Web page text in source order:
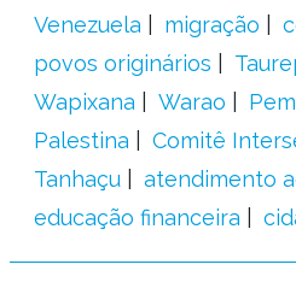
Venezuela
migração
povos originários
Wapixana
Warao
Palestina
Comitê
Tanhaçu
atendimento
educação financeira